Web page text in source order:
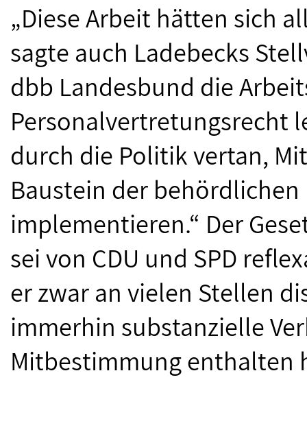
„Diese Arbeit hätten sich
sagte auch Ladebecks
dbb Landesbund die
Personalvertretungsrecht
durch die Politik vertan,
Baustein der
implementieren.“ Der
sei von CDU und SPD
er zwar an vielen Stellen
immerhin substanzielle
Mitbestimmung enthalten